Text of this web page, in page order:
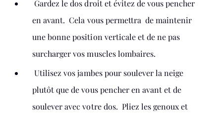
Gardez le dos droit et évitez de vous pencher
en avant. Cela vous permettra de maintenir
une bonne position verticale et de ne pas
surcharger vos muscles lombaires.
Utilisez vos jambes pour soulever la neige
plutôt que de vous pencher en avant et de
soulever avec votre dos. Pliez les genoux et